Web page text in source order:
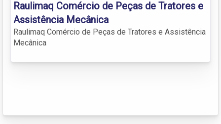
Raulimaq Comércio de Peças de Tratores e
Assistência Mecânica
Raulimaq Comércio de Peças de Tratores e Assistência
Mecânica